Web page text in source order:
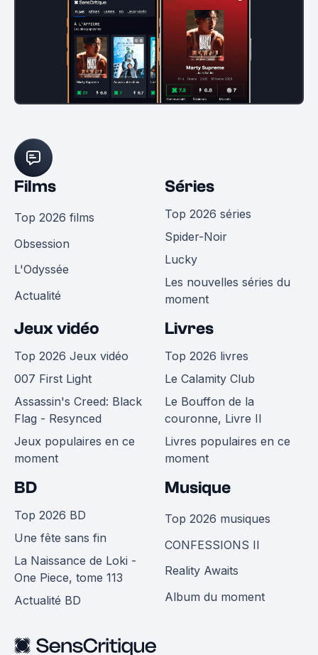
Films
Top 2026 films
Obsession
L'Odyssée
Actualité
Séries
Top 2026 séries
Spider-Noir
Lucky
Les nouvelles séries du
moment
Jeux vidéo
Top 2026 Jeux vidéo
007 First Light
Assassin's Creed: Black
Flag - Resynced
Jeux populaires en ce
moment
Livres
Top 2026 livres
Le Calamity Club
Le Bouffon de la
couronne, Livre II
Livres populaires en ce
moment
BD
Top 2026 BD
Une fête sans fin
La Naissance de Loki -
One Piece, tome 113
Actualité BD
Musique
Top 2026 musiques
CONFESSIONS II
Reality Awaits
Album du moment